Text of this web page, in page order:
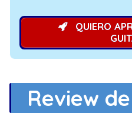
QUIERO
Review